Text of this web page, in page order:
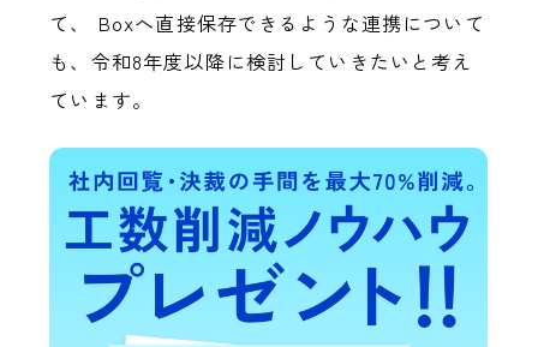
て、 Boxへ直接保存できるような連携について
も、令和8年度以降に検討していきたいと考え
ています。